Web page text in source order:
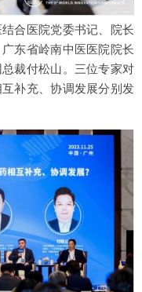
合医院党委书记、院长
东省岭南中医医院院长
裁付松山。三位专家对
补充、协调发展分别发